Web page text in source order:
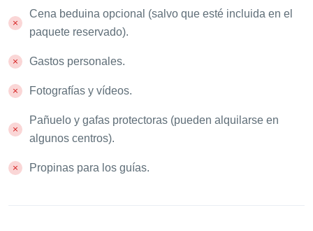
Cena beduina opcional (salvo que esté incluida en el
paquete reservado).
Gastos personales.
Fotografías y vídeos.
Pañuelo y gafas protectoras (pueden alquilarse en
algunos centros).
Propinas para los guías.